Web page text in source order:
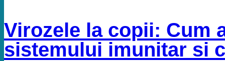
Virozele la copii: Cum
sistemului imunitar si